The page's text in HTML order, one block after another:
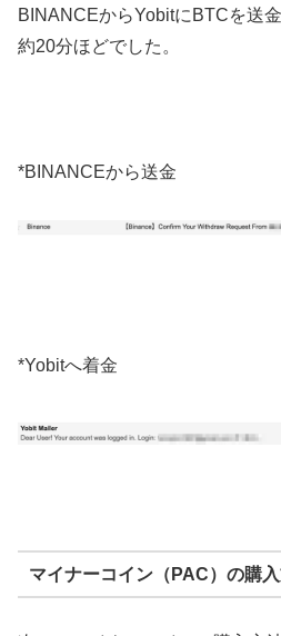
BINANCEからYobitにBTCを送
約20分ほどでした。
*BINANCEから送金
*Yobitへ着金
マイナーコイン（PAC）の購